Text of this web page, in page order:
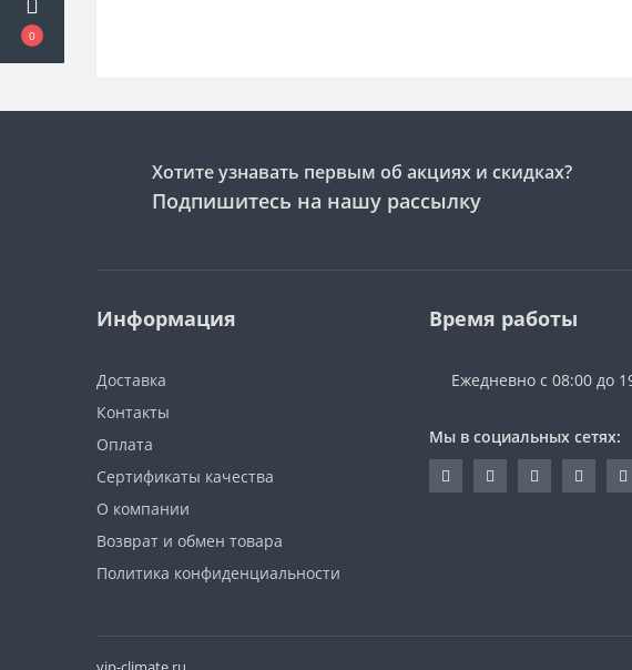
0
Хотите узнавать первым об акциях и скидках?
Подпишитесь на нашу рассылку
Информация
Доставка
Контакты
Оплата
Сертификаты качества
О компании
Возврат и обмен товара
Политика конфиденциальности
Время работы
Ежедневно с 08:00 до
Мы в социальных сетях: